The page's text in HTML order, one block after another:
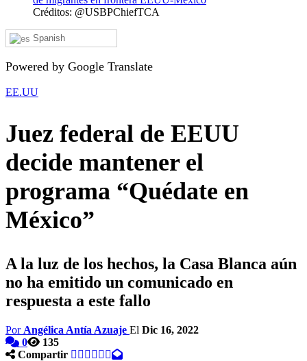
Créditos: @USBPChiefTCA
Spanish
Powered by Google Translate
EE.UU
Juez federal de EEUU
decide mantener el
programa “Quédate en
México”
A la luz de los hechos, la Casa Blanca aún
no ha emitido un comunicado en
respuesta a este fallo
Por Angélica Antía Azuaje El Dic 16, 2022
0
135
Compartir